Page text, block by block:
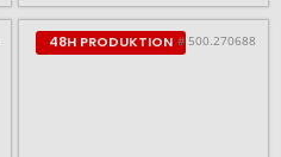
48H PRODUKTION # 500.270688